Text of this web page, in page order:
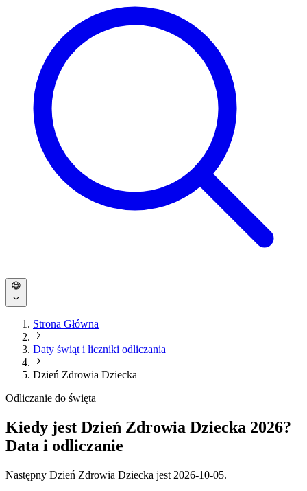
Strona Główna
Daty świąt i liczniki odliczania
Dzień Zdrowia Dziecka
Odliczanie do święta
Kiedy jest Dzień Zdrowia Dziecka 2026?
Data i odliczanie
Następny Dzień Zdrowia Dziecka jest 2026-10-05.